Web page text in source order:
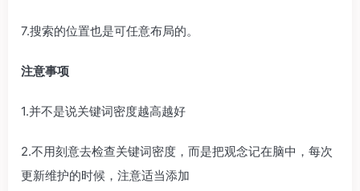
7.搜索的位置也是可任意布局的。
注意事项
1.并不是说关键词密度越高越好
2.不用刻意去检查关键词密度，而是把观念记在脑中，每次
更新维护的时候，注意适当添加